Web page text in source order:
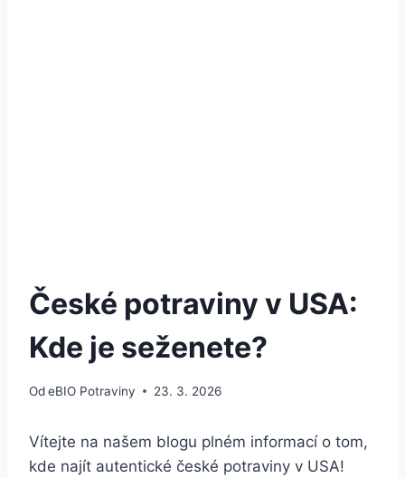
České potraviny v USA:
Kde je seženete?
OdeBIO Potraviny 23. 3. 2026
Vítejte na našem blogu plném informací o tom,
kde najít autentické české potraviny v USA!